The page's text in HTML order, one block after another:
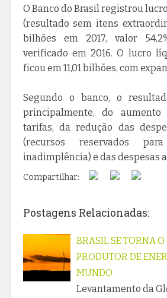
O Banco do Brasil registrou
(resultado sem itens
bilhões em 2017, valor
verificado em 2016. O lucro
ficou em 11,01 bilhões, com
Segundo o banco, o
principalmente, do
tarifas, da redução das
(recursos reservados
inadimplência) e das despesas
Compartilhar:
Postagens Relacionadas:
BRASIL SE TORNA
PRODUTOR DE
MUNDO
Levantamento da